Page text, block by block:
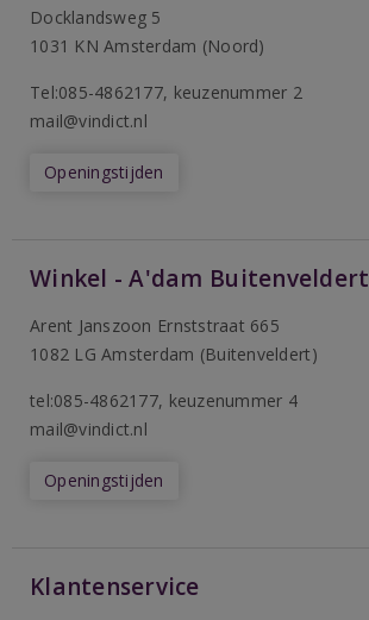
Docklandsweg 5
1031 KN Amsterdam (Noord)
Tel:085-4862177, keuzenummer 2
mail@vindict.nl
Openingstijden
Winkel - A'dam Buitenveldert
Arent Janszoon Ernststraat 665
1082 LG Amsterdam (Buitenveldert)
tel:085-4862177, keuzenummer 4
mail@vindict.nl
Openingstijden
Klantenservice